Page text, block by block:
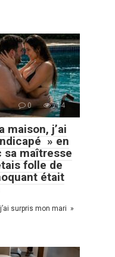
0 714
maison, j’ai
» en
sa maîtresse
folle de
était
surpris mon mari »